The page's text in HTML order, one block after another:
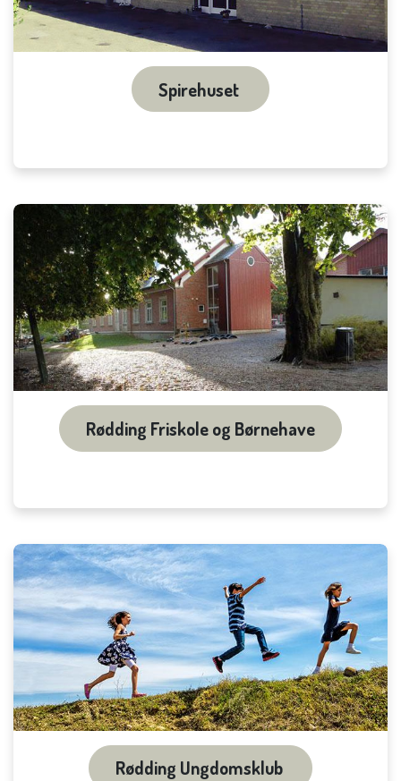
Spirehuset​
Rødding Friskole og Børnehave
Rødding Ungdomsklub